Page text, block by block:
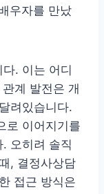
우자를 만났
. 이는 어디
관계 발전은 개
려있습니다.
로 이어지기를
오히려 솔직
, 결정사상담
접근 방식은